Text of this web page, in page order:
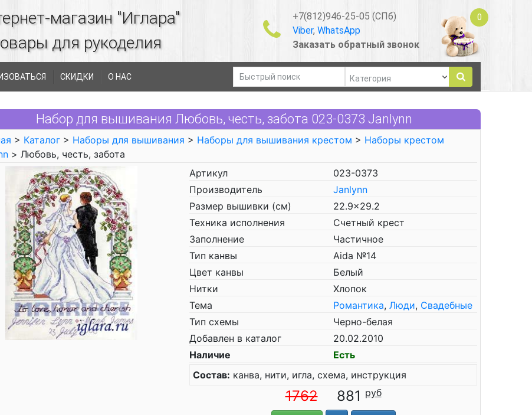
магазин "Иглара"
для рукоделия
+7(812)946-25-05 (СПб)
Viber, WhatsApp
Заказать обратный звонок
0
СКИДКИ О НАС
Набор для вышивания Любовь, честь, забота 023-0373 Janlynn
> Каталог > Наборы для вышивания > Наборы для вышивания крестом > Наборы крестом
> Любовь, честь, забота
Артикул
023-0373
Производитель
Janlynn
Размер вышивки (см)
22.9x29.2
Техника исполнения
Счетный крест
Заполнение
Частичное
Тип канвы
Aida №14
Цвет канвы
Белый
Нитки
Хлопок
Тема
Романтика, Люди, Свадебные
Тип схемы
Черно-белая
Добавлен в каталог
20.02.2010
Наличие
Есть
Состав: канва, нити, игла, схема, инструкция
1762 881